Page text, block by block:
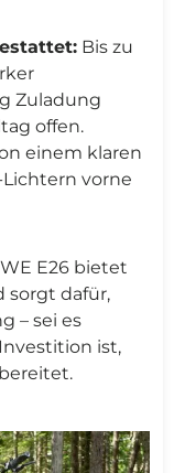
Bis zu
Zuladung
offen.
einem klaren
Lichtern vorne
E26 bietet
sorgt dafür,
– sei es
ist,